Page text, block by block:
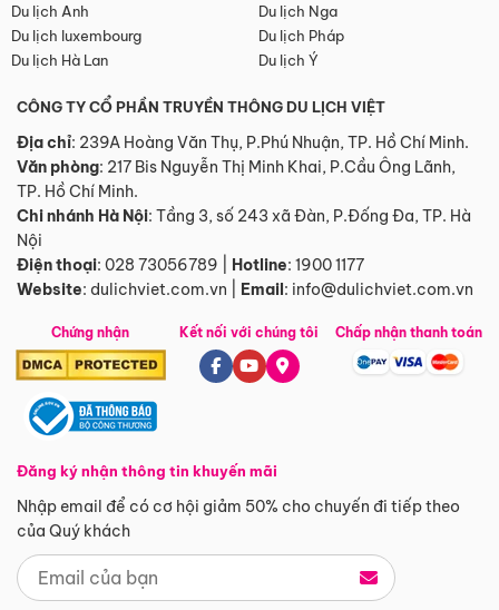
Du lịch Anh
Du lịch Nga
Du lịch luxembourg
Du lịch Pháp
Du lịch Hà Lan
Du lịch Ý
CÔNG TY CỔ PHẦN TRUYỀN THÔNG DU LỊCH VIỆT
Địa chỉ: 239A Hoàng Văn Thụ, P.Phú Nhuận, TP. Hồ Chí Minh.
Văn phòng: 217 Bis Nguyễn Thị Minh Khai, P.Cầu Ông Lãnh,
TP. Hồ Chí Minh.
Chi nhánh Hà Nội: Tầng 3, số 243 xã Đàn, P.Đống Đa, TP. Hà
Nội
Điện thoại: 028 73056789 Hotline: 1900 1177
Website: dulichviet.com.vn Email: info@dulichviet.com.vn
Chứng nhận
Đăng ký nhận thông tin khuyến mãi
Nhập email để có cơ hội giảm 50% cho chuyến đi tiếp theo
của Quý khách
Kết nối với chúng tôi Chấp nhận thanh toán